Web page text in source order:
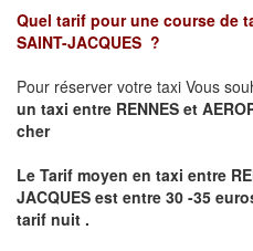
Quel tarif pour une course de
SAINT-JACQUES ?
Pour réserver votre taxi Vous
un taxi entre RENNES et
cher
Le Tarif moyen en taxi entre
JACQUES est entre 30 -35
tarif nuit .